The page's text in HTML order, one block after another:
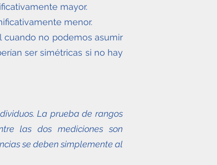
mayor.
menor.
cuando no podemos asumir
ser simétricas si no hay
La prueba de rangos
las dos mediciones son
se deben simplemente al